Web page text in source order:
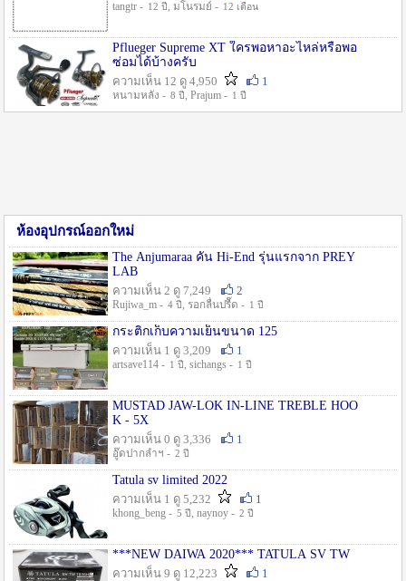
tangtr - 12 ปี , มโนรมย์ - 12 เดือน
Pflueger Supreme XT ใครพอหาอะไหล่หรือพอ
ซ่อมได้บ้างครับ
ความเห็น 12 ดู 4,950
1
หนามหลัง - 8 ปี , Prajum - 1 ปี
ห้องอุปกรณ์ออกใหม่
The Anjumaraa คัน Hi-End รุ่นแรกจาก PREY
LAB
ความเห็น 2 ดู 7,249
2
Rujiwa_m - 4 ปี , รอกลื่นปรื๊ด - 1 ปี
กระติกเก็บความเย็นขนาด 125
ความเห็น 1 ดู 3,209
1
artsave114 - 1 ปี , sichangs - 1 ปี
MUSTAD JAW-LOK IN-LINE TREBLE HOO
K - 5X
ความเห็น 0 ดู 3,336
1
อู๊ดปากลำฯ - 2 ปี
Tatula sv limited 2022
ความเห็น 1 ดู 5,232
1
khong_beng - 5 ปี , naynoy - 2 ปี
***NEW DAIWA 2020*** TATULA SV TW
ความเห็น 9 ดู 12,223
1